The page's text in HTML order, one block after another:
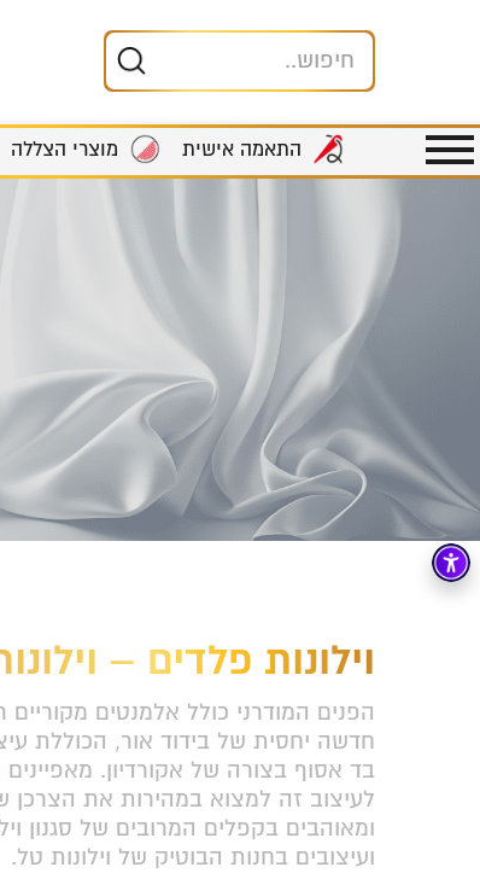
התאמה אישית מוצרי הצללה
וילונות פלדים –
הפנים המודרני כולל אלמנטים מקוריים
חדשה יחסית של בידוד אור, הכוללת
בד אסוף בצורה של אקורדיון. מאפיינים
לעיצוב זה למצוא במהירות את הצרכן
ומאוהבים בקפלים המרובים של סגנון
ועיצובים בחנות הבוטיק של וילונות טל.